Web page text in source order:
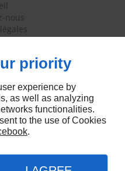
nous
priority
experience by
as well as analyzing
functionalities.
to the use of Cookies
.